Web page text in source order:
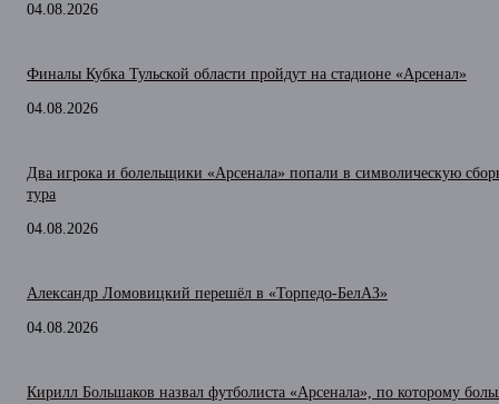
04.08.2026
Финалы Кубка Тульской области пройдут на стадионе «Арсенал»
04.08.2026
Два игрока и болельщики «Арсенала» попали в символическую
тура
04.08.2026
Александр Ломовицкий перешёл в «Торпедо-БелАЗ»
04.08.2026
Кирилл Большаков назвал футболиста «Арсенала», по которому